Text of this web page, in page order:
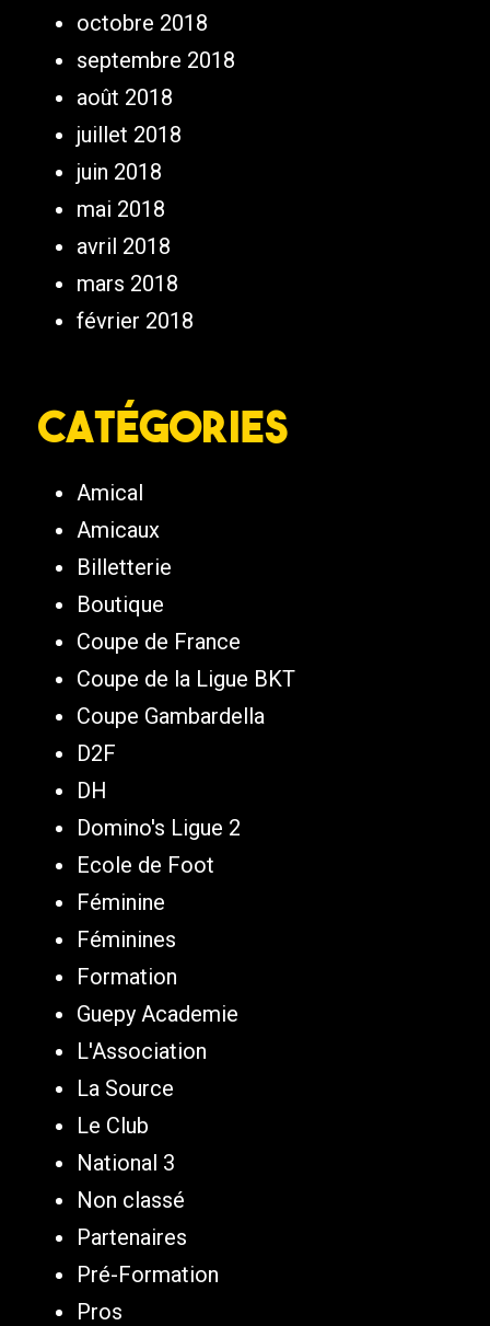
octobre 2018
septembre 2018
août 2018
juillet 2018
juin 2018
mai 2018
avril 2018
mars 2018
février 2018
Catégories
Amical
Amicaux
Billetterie
Boutique
Coupe de France
Coupe de la Ligue BKT
Coupe Gambardella
D2F
DH
Domino's Ligue 2
Ecole de Foot
Féminine
Féminines
Formation
Guepy Academie
L'Association
La Source
Le Club
National 3
Non classé
Partenaires
Pré-Formation
Pros